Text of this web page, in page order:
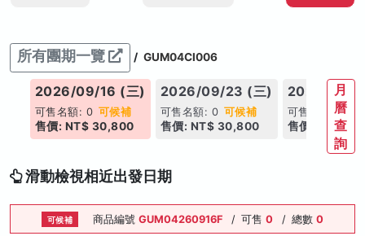
所有團期一覽 / GUM04CI006
2026/09/16 (三)
可售名額: 0 可候補
售價: NT$ 30,800
2026/09/23 (三)
可售名額: 0 可候補
售價: NT$ 30,800
2026/09/
可售名額: 0
售價: NT$
月
曆
查
詢
滑動檢視相近出發日期
可候補 商品編號GUM04260916F / 可售0 / 總數0